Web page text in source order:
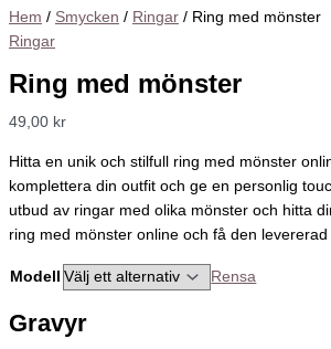
Hem / Smycken / Ringar / Ring med mönster
Ringar
Ring med mönster
49,00 kr
Hitta en unik och stilfull ring med mönster
komplettera din outfit och ge en personlig
utbud av ringar med olika mönster och hitta
ring med mönster online och få den
Modell Rensa
Gravyr